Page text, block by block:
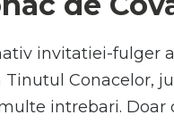
invitatiei-fulger
Conacelor,
multe intrebari.